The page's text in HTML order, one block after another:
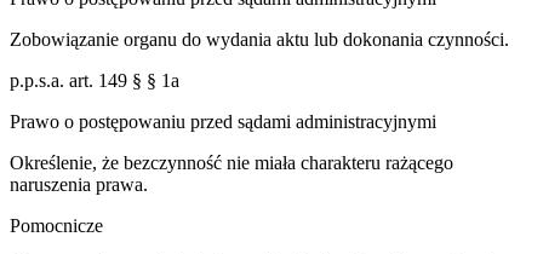
Zobowiązanie organu do wydania aktu lub dokonania czynności.
p.p.s.a. art. 149 § § 1a
Prawo o postępowaniu przed sądami administracyjnymi
Określenie, że bezczynność nie miała charakteru rażącego
naruszenia prawa.
Pomocnicze